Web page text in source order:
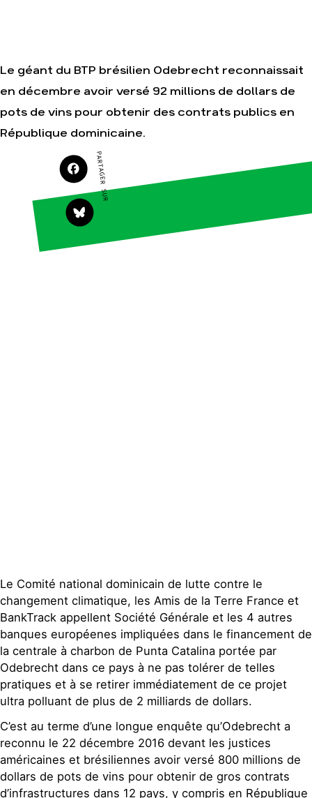
Agir
S'engager sur le
terrain
Agir au quotidien
Soutenir les
campagnes
Transmettre tout
ou partie de son
patrimoine
Télécharger
gratuitement les
thématiques
Climat – Énergie
Finance
Le géant du BTP brésilien Odebrecht reconnaissait
en décembre avoir versé 92 millions de dollars de
pots de vins pour obtenir des contrats publics en
République dominicaine.
PARTAGER SUR
Le Comité national dominicain de lutte contre le
changement climatique, les Amis de la Terre France et
BankTrack appellent Société Générale et les 4 autres
banques européenes impliquées dans le financement de
la centrale à charbon de Punta Catalina portée par
Odebrecht dans ce pays à ne pas tolérer de telles
pratiques et à se retirer immédiatement de ce projet
ultra polluant de plus de 2 milliards de dollars.
C’est au terme d’une longue enquête qu’Odebrecht a
reconnu le 22 décembre 2016 devant les justices
américaines et brésiliennes avoir versé 800 millions de
dollars de pots de vins pour obtenir de gros contrats
d’infrastructures dans 12 pays, y compris en République